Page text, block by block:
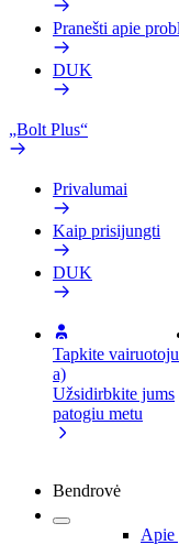
Pranešti apie
DUK
„Bolt Plus“
Privalumai
Kaip prisijungti
DUK
Tapkite
a)
Užsidirbkite jums
patogiu metu
Bendrovė
Apie